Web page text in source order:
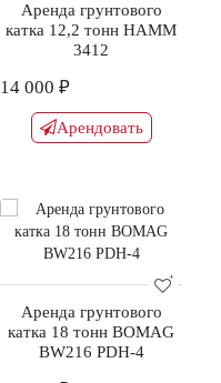
Аренда грунтового
катка 12,2 тонн HAMM
3412
14 000 ₽
Арендовать
Аренда грунтового
катка 18 тонн BOMAG
BW216 PDH-4